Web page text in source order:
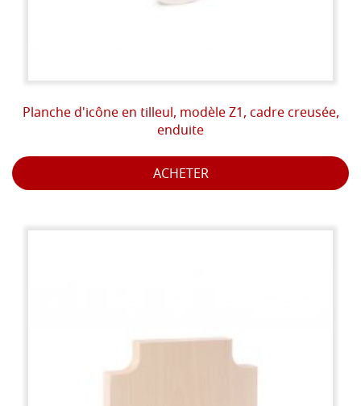
Planche d'icône en tilleul, modèle Z1, cadre creusée,
enduite
ACHETER